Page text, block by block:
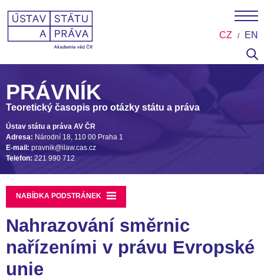
CZ EN
PRÁVNÍK
Teoretický časopis pro otázky státu a práva
Ústav státu a práva AV ČR
Adresa: Národní 18, 110 00 Praha 1
E-mail: pravnik@ilaw.cas.cz
Telefon: 221 990 712
NABÍDKA PODSTRÁNEK
Nahrazování směrnic
nařízeními v právu Evropské
unie